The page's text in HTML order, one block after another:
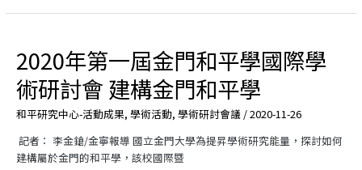
局
下
的
日
研
究
討
會
探
討
東
亞
區
2020年第一屆金門和平學國際學
術研討會 建構金門和平學
和平研究中心-活動成果, 學術活動, 學術研討會議/2020-11-26
記者： 李金鎗/金寧報導 國立金門大學為提昇學術研究能量，探討如何
建構屬於金門的和平學，該校國際暨
2020
年
第
一
屆
金
門